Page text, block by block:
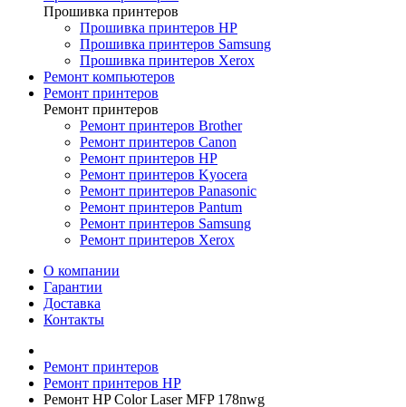
Прошивка принтеров
Прошивка принтеров HP
Прошивка принтеров Samsung
Прошивка принтеров Xerox
Ремонт компьютеров
Ремонт принтеров
Ремонт принтеров
Ремонт принтеров Brother
Ремонт принтеров Canon
Ремонт принтеров HP
Ремонт принтеров Kyocera
Ремонт принтеров Panasonic
Ремонт принтеров Pantum
Ремонт принтеров Samsung
Ремонт принтеров Xerox
О компании
Гарантии
Доставка
Контакты
Ремонт принтеров
Ремонт принтеров HP
Ремонт HP Color Laser MFP 178nwg